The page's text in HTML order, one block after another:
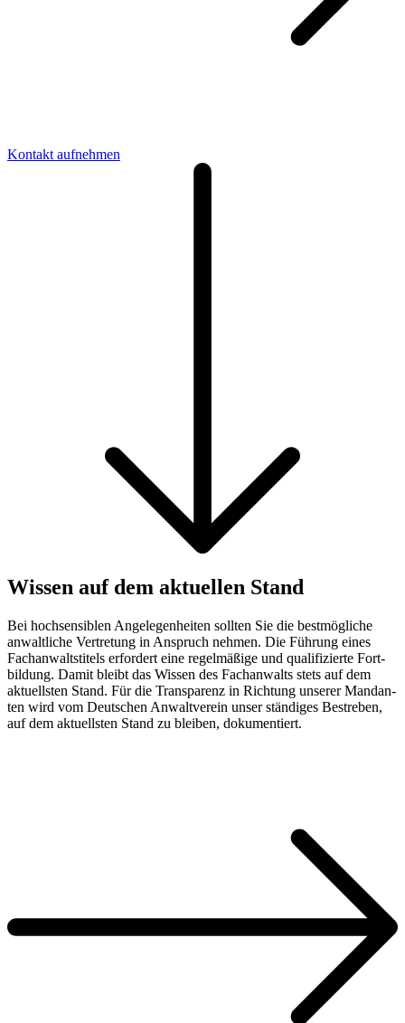
Kon­takt aufnehmen
Wissen auf dem aktuellen Stand
Bei hochsen­si­blen Angele­gen­heit­en soll­ten Sie die best­mögliche
anwaltliche Vertre­tung in Anspruch nehmen. Die Führung eines
Fachan­walt­sti­tels erfordert eine regelmäßige und qual­i­fizierte Fort­
bil­dung. Damit bleibt das Wis­sen des Fachan­walts stets auf dem
aktuell­sten Stand. Für die Trans­parenz in Rich­tung unser­er Man­dan­
ten wird vom Deutschen Anwaltvere­in unser ständi­ges Bestreben,
auf dem aktuell­sten Stand zu bleiben, dokumentiert.